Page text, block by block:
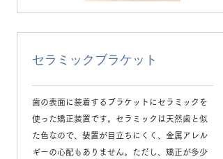
セラミックブラケット
歯の表面に装着するブラケットにセラミックを
使った矯正装置です。セラミックは天然歯と似
た色なので、装置が目立ちにくく、金属アレル
ギーの心配もありません。ただし、矯正が多少